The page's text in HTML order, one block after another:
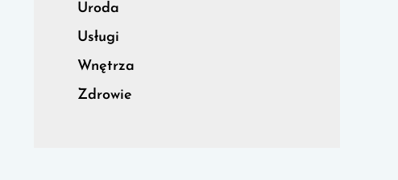
Uroda
Usługi
Wnętrza
Zdrowie